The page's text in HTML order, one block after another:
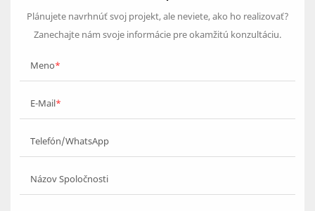
Plánujete navrhnúť svoj projekt, ale neviete, ako ho realizovať?
Zanechajte nám svoje informácie pre okamžitú konzultáciu.
Meno
E-Mail
Telefón/WhatsApp
Názov Spoločnosti